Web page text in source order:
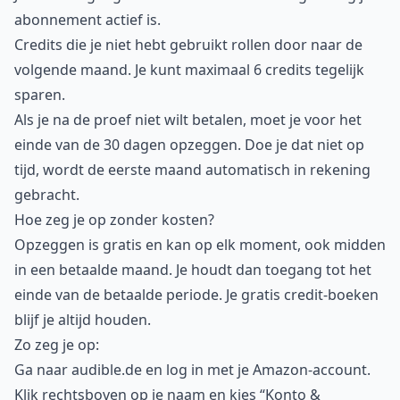
abonnement actief is.
Credits die je niet hebt gebruikt rollen door naar de
volgende maand. Je kunt maximaal 6 credits tegelijk
sparen.
Als je na de proef niet wilt betalen, moet je voor het
einde van de 30 dagen opzeggen. Doe je dat niet op
tijd, wordt de eerste maand automatisch in rekening
gebracht.
Hoe zeg je op zonder kosten?
Opzeggen is gratis en kan op elk moment, ook midden
in een betaalde maand. Je houdt dan toegang tot het
einde van de betaalde periode. Je gratis credit-boeken
blijf je altijd houden.
Zo zeg je op:
Ga naar audible.de en log in met je Amazon-account.
Klik rechtsboven op je naam en kies “Konto &